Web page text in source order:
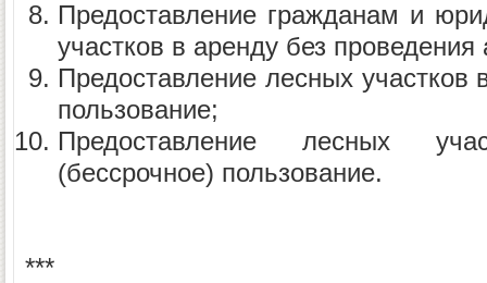
Предоставление гражданам и
участков в аренду без проведения
Предоставление лесных участков
пользование;
Предоставление лесных
(бессрочное) пользование.
***